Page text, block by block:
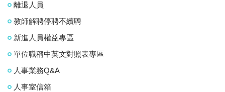
離退人員
教師解聘停聘不續聘
新進人員權益專區
單位職稱中英文對照表專區
人事業務Q&A
人事室信箱